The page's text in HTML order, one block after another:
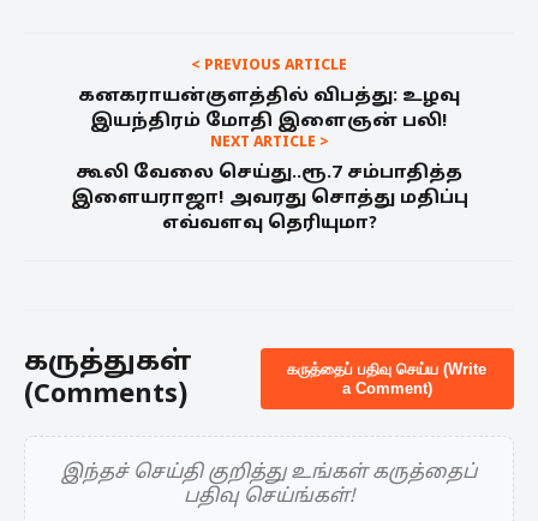
< PREVIOUS ARTICLE
கனகராயன்குளத்தில் விபத்து: உழவு
இயந்திரம் மோதி இளைஞன் பலி!
NEXT ARTICLE >
கூலி வேலை செய்து..ரூ.7 சம்பாதித்த
இளையராஜா! அவரது சொத்து மதிப்பு
எவ்வளவு தெரியுமா?
கருத்துகள்
(Comments)
கருத்தைப் பதிவு செய்ய (Write
a Comment)
இந்தச் செய்தி குறித்து உங்கள் கருத்தைப்
பதிவு செய்ங்கள்!